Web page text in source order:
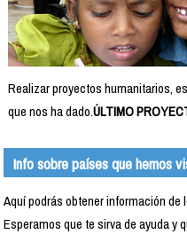
Realizar proyectos humanitarios,
que nos ha dado.ÚLTIMO
Info sobre países que hemos
Aquí podrás obtener información
Esperamos que te sirva de ayuda y